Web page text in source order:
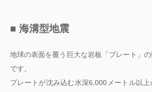
■ 海溝型地震
地球の表面を覆う巨大な岩板「プレート」
です。
プレートが沈み込む水深6,000メートル以